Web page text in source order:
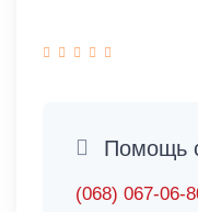
Помощь
(068) 067-06-